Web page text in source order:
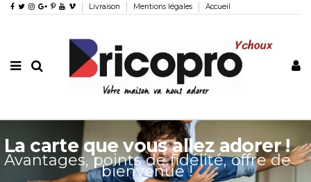
Livraison Mentions légales Accueil
La carte que vous allez adorer !
Avantages, points de fidélité, offre de
bienvenue !